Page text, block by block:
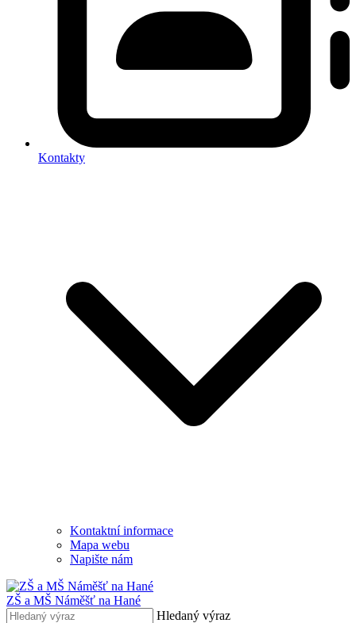
Kontakty
Kontaktní informace
Mapa webu
Napište nám
ZŠ a MŠ Náměšť na Hané
Hledaný výraz